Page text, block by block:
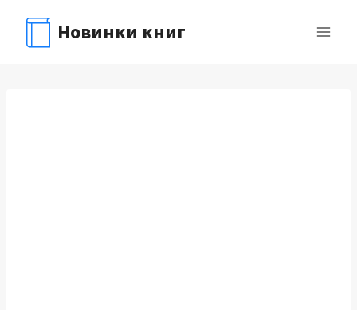
содержимому
Новинки книг